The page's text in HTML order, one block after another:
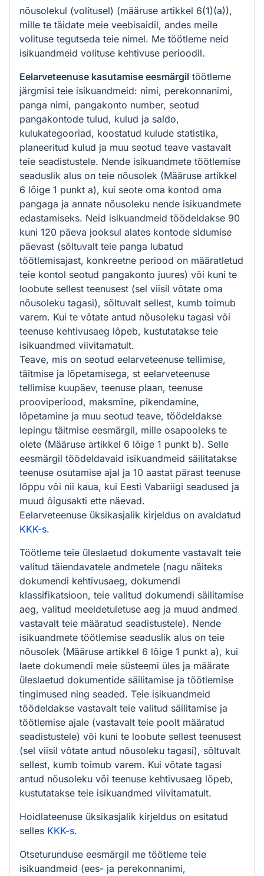
nõusolekul (volitusel) (määruse artikkel 6(1)(a)),
mille te täidate meie veebisaidil, andes meile
volituse tegutseda teie nimel. Me töötleme neid
isikuandmeid volituse kehtivuse perioodil.
Eelarveteenuse kasutamise eesmärgil töötleme
järgmisi teie isikuandmeid: nimi, perekonnanimi,
panga nimi, pangakonto number, seotud
pangakontode tulud, kulud ja saldo,
kulukategooriad, koostatud kulude statistika,
planeeritud kulud ja muu seotud teave vastavalt
teie seadistustele. Nende isikuandmete töötlemise
seaduslik alus on teie nõusolek (Määruse artikkel
6 lõige 1 punkt a), kui seote oma kontod oma
pangaga ja annate nõusoleku nende isikuandmete
edastamiseks. Neid isikuandmeid töödeldakse 90
kuni 120 päeva jooksul alates kontode sidumise
päevast (sõltuvalt teie panga lubatud
töötlemisajast, konkreetne periood on määratletud
teie kontol seotud pangakonto juures) või kuni te
loobute sellest teenusest (sel viisil võtate oma
nõusoleku tagasi), sõltuvalt sellest, kumb toimub
varem. Kui te võtate antud nõusoleku tagasi või
teenuse kehtivusaeg lõpeb, kustutatakse teie
isikuandmed viivitamatult.
Teave, mis on seotud eelarveteenuse tellimise,
täitmise ja lõpetamisega, st eelarveteenuse
tellimise kuupäev, teenuse plaan, teenuse
prooviperiood, maksmine, pikendamine,
lõpetamine ja muu seotud teave, töödeldakse
lepingu täitmise eesmärgil, mille osapooleks te
olete (Määruse artikkel 6 lõige 1 punkt b). Selle
eesmärgil töödeldavaid isikuandmeid säilitatakse
teenuse osutamise ajal ja 10 aastat pärast teenuse
lõppu või nii kaua, kui Eesti Vabariigi seadused ja
muud õigusakti ette näevad.
Eelarveteenuse üksikasjalik kirjeldus on avaldatud
KKK-s.
Töötleme teie üleslaetud dokumente vastavalt teie
valitud täiendavatele andmetele (nagu näiteks
dokumendi kehtivusaeg, dokumendi
klassifikatsioon, teie valitud dokumendi säilitamise
aeg, valitud meeldetuletuse aeg ja muud andmed
vastavalt teie määratud seadistustele). Nende
isikuandmete töötlemise seaduslik alus on teie
nõusolek (Määruse artikkel 6 lõige 1 punkt a), kui
laete dokumendi meie süsteemi üles ja määrate
üleslaetud dokumentide säilitamise ja töötlemise
tingimused ning seaded. Teie isikuandmeid
töödeldakse vastavalt teie valitud säilitamise ja
töötlemise ajale (vastavalt teie poolt määratud
seadistustele) või kuni te loobute sellest teenusest
(sel viisil võtate antud nõusoleku tagasi), sõltuvalt
sellest, kumb toimub varem. Kui võtate tagasi
antud nõusoleku või teenuse kehtivusaeg lõpeb,
kustutatakse teie isikuandmed viivitamatult.
Hoidlateenuse üksikasjalik kirjeldus on esitatud
selles KKK-s.
Otseturunduse eesmärgil me töötleme teie
isikuandmeid (ees- ja perekonnanimi,